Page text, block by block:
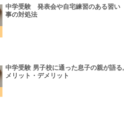
中学受験 発表会や自宅練習のある習い
事の対処法
中学受験 男子校に通った息子の親が語る,
メリット・デメリット